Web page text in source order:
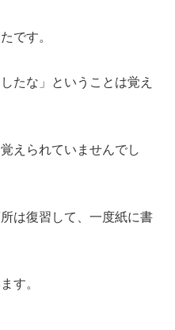
です。
たな」ということは覚え
えられていませんでし
は復習して、一度紙に書
す。